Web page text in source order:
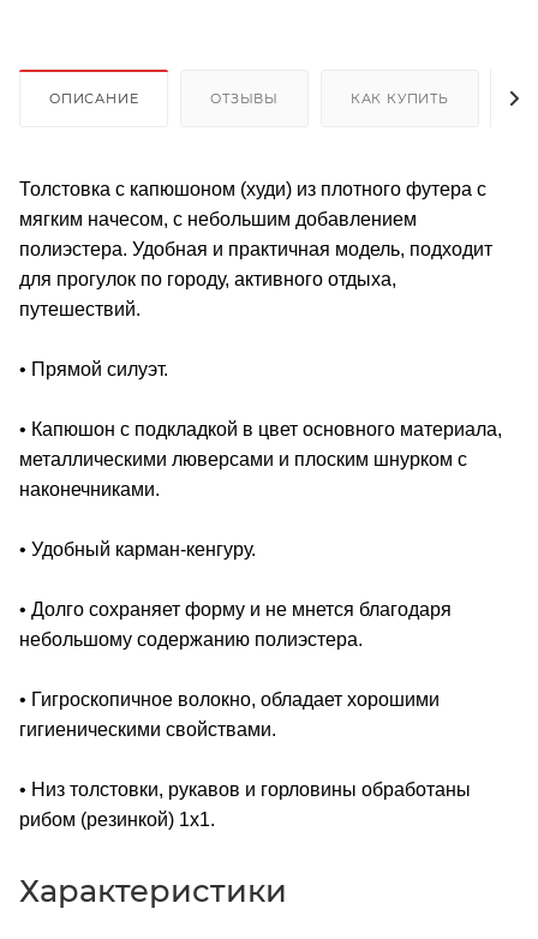
ОПИСАНИЕ ОТЗЫВЫ КАК КУПИТЬ
Толстовка с капюшоном (худи) из плотного футера с
мягким начесом, с небольшим добавлением
полиэстера. Удобная и практичная модель, подходит
для прогулок по городу, активного отдыха,
путешествий.
• Прямой силуэт.
• Капюшон с подкладкой в цвет основного материала,
металлическими люверсами и плоским шнурком с
наконечниками.
• Удобный карман-кенгуру.
• Долго сохраняет форму и не мнется благодаря
небольшому содержанию полиэстера.
• Гигроскопичное волокно, обладает хорошими
гигиеническими свойствами.
• Низ толстовки, рукавов и горловины обработаны
рибом (резинкой) 1x1.
Характеристики